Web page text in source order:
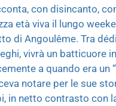
con disincanto,
età viva il lungo
di Angoulême. Tra
vivrà un batticuore
a quando era un
notare per le sue
in netto contrasto con